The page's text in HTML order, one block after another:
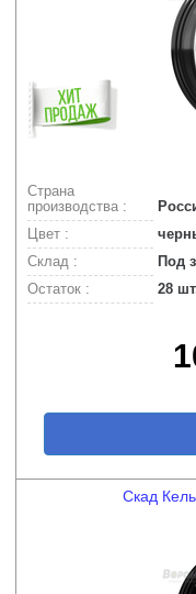
Страна
производства :
Цвет :
Склад :
Под
Остаток :
28
Скад